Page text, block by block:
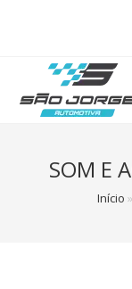
SOM E
Início »